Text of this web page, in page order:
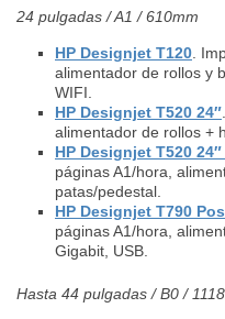
24 pulgadas / A1 / 610mm
HP Designjet T120 .
alimentador de rollos y
WIFI.
HP Designjet T520 24″
alimentador de rollos +
HP Designjet T520
páginas A1/hora,
patas/pedestal.
HP Designjet T790
páginas A1/hora,
Gigabit, USB.
Hasta 44 pulgadas / B0 /